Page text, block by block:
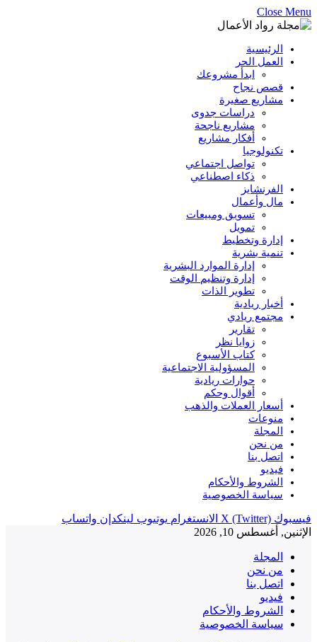
Close Menu
الرئيسية
العمل الحر
ابدأ مشروعك
قصص نجاح
مشاريع صغيرة
دراسات جدوى
مشاريع ناجحة
أفكار مشاريع
تكنولوجيا
تواصل اجتماعي
ذكاء اصطناعي
الفرنشايز
مال وأعمال
تسويق ومبيعات
تمويل
إدارة وتخطيط
تنمية بشرية
إدارة الموارد البشرية
إدارة وتنظيم الوقت
تطوير الذات
أخبار ريادية
مجتمع ريادي
تقارير
زوايا نظر
كتاب الأسبوع
المسؤولية الاجتماعية
حوارات ريادية
أقوال وحكم
أسعار العملات والذهب
منوعات
المجلة
من نحن
اتصل بنا
فيديو
الشروط والأحكام
سياسة الخصوصية
فيسبوك X (Twitter) الانستغرام يوتيوب لينكدإن واتساب
الإثنين, أغسطس 10, 2026
المجلة
من نحن
اتصل بنا
فيديو
الشروط والأحكام
سياسة الخصوصية